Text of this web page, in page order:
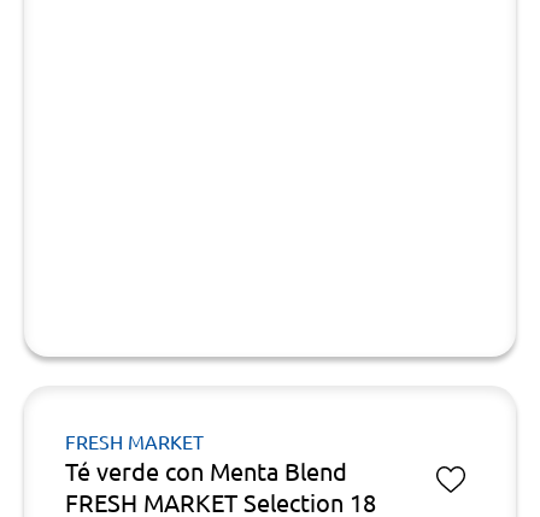
FRESH MARKET
Té verde con Menta Blend
FRESH MARKET Selection 18